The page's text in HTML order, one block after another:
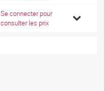
Se connecter pour
consulter les prix